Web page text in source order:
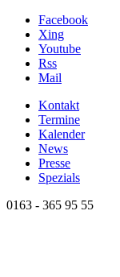
Facebook
Xing
Youtube
Rss
Mail
Kontakt
Termine
Kalender
News
Presse
Spezials
0163 - 365 95 55